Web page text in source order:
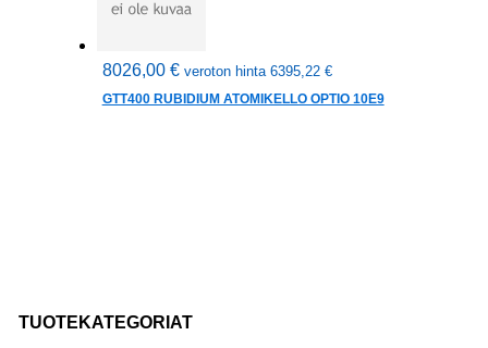
TUOTEKATEGORIAT
8026,00 € veroton hinta 6395,22 €
GTT400 RUBIDIUM ATOMIKELLO OPTIO 10E9